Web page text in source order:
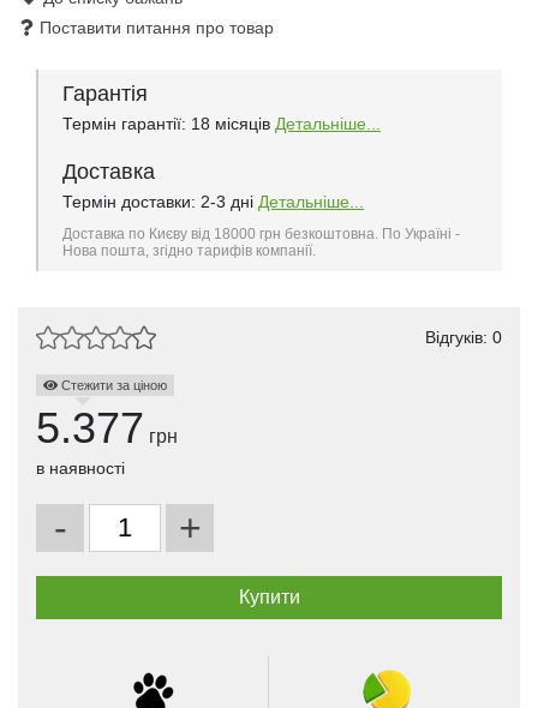
Поставити питання про товар
Гарантія
Термін гарантії: 18 місяців Детальніше...
Доставка
Термін доставки: 2-3 дні Детальніше...
Доставка по Києву від 18000 грн безкоштовна. По Україні -
Нова пошта, згідно тарифів компанії.
Відгуків: 0
Стежити за ціною
5.377 грн
в наявності
- +